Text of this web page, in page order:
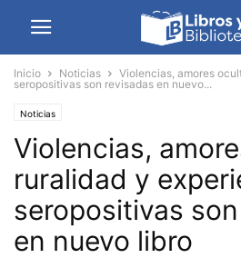
Inicio Noticias
Violencias, amores
seropositivas son revisadas en nuevo...
Noticias
Violencias,
ruralidad y
seropositivas
en nuevo libro